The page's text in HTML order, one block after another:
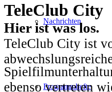
Nachrichten
Programmhefte
TeleClub City
Hier ist was los.
TeleClub City ist
ebenso vertreten